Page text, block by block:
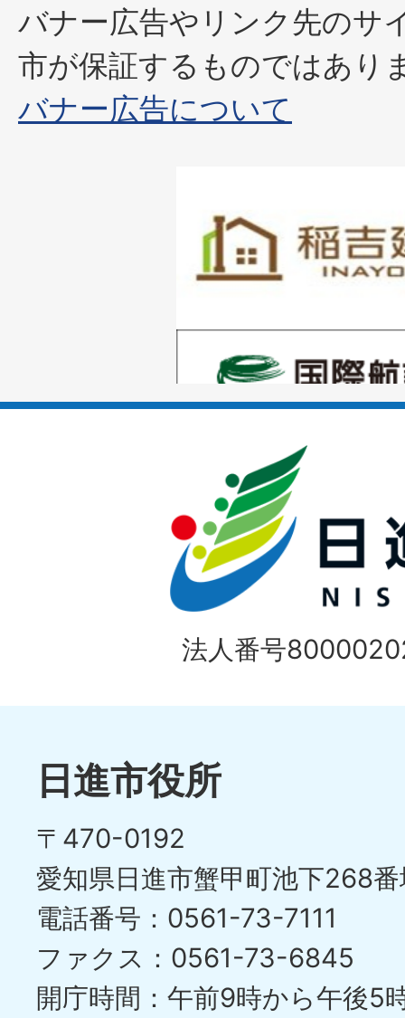
バナー広告やリンク先のサ
市が保証するものではあり
バナー広告について
枚
目
ラ
枚
ス
ラ
イ
ド
1
枚
目
の
イ
ド
目
の
ス
ラ
イ
ド
法人番号
日進市役所
〒470-0192
愛知県日進市蟹甲町池下268
電話番号：0561-73-7111
ファクス：0561-73-6845
開庁時間：午前9時から午後5